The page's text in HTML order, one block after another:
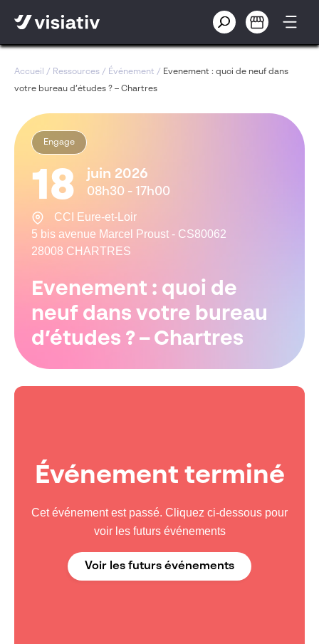
Accueil / Ressources / Événement / Evenement : quoi de neuf dans
votre bureau d’études ? – Chartres
Engage
18 juin 2026
08h30 - 17h00
CCI Eure-et-Loir
5 bis avenue Marcel Proust - CS80062
28008 CHARTRES
Evenement : quoi de
neuf dans votre bureau
d’études ? – Chartres
Événement terminé
Cet événement est passé. Cliquez ci-dessous pour
voir les futurs événements
Voir les futurs événements